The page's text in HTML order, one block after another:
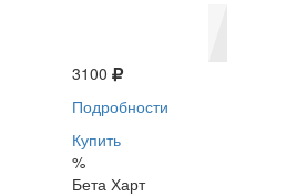
3100
Подробности
Купить
%
Бета Харт